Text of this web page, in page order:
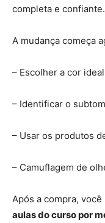
completa e confiante.
A mudança começa
– Escolher a cor
– Identificar o
– Usar os produtos
– Camuflagem de
Após a compra,
aulas do curso por